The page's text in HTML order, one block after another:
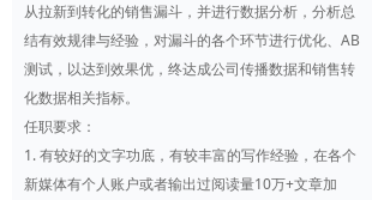
从拉新到转化的销售漏斗，并进行数据分析，分析总
结有效规律与经验，对漏斗的各个环节进行优化、AB
测试，以达到效果优，终达成公司传播数据和销售转
化数据相关指标。
任职要求：
1. 有较好的文字功底，有较丰富的写作经验，在各个
新媒体有个人账户或者输出过阅读量10万+文章加